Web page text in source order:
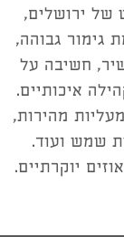
החדש של ירושלים,
גימור גבוהה,
חשיבה על
איכותיים.
חניון תת קרקעי, לובי כפול ומעוצב, 4 מעליות מהירות,
שמש ועוד.